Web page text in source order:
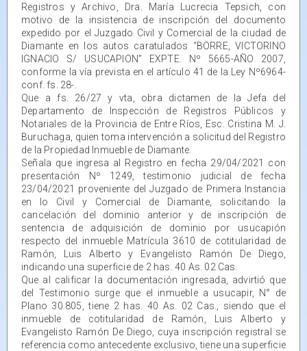
Registros y Archivo, Dra. María Lucrecia Tepsich, con
motivo de la insistencia de inscripción del documento
expedido por el Juzgado Civil y Comercial de la ciudad de
Diamante en los autos caratulados “BORRE, VICTORINO
IGNACIO S/ USUCAPION” EXPTE. Nº 5665-AÑO 2007,
conforme la vía prevista en el artículo 41 de la Ley Nº6964-
conf. fs. 28-.
Que a fs. 26/27 y vta, obra dictamen de la Jefa del
Departamento de Inspección de Registros Públicos y
Notariales de la Provincia de Entre Ríos, Esc. Cristina M. J.
Buruchaga, quien toma intervención a solicitud del Registro
de la Propiedad Inmueble de Diamante.
Señala que ingresa al Registro en fecha 29/04/2021 con
presentación Nº 1249, testimonio judicial de fecha
23/04/2021 proveniente del Juzgado de Primera Instancia
en lo Civil y Comercial de Diamante, solicitando la
cancelación del dominio anterior y de inscripción de
sentencia de adquisición de dominio por usucapión
respecto del inmueble Matrícula 3610 de cotitularidad de
Ramón, Luis Alberto y Evangelisto Ramón De Diego,
indicando una superficie de 2 has. 40 As. 02 Cas.
Que al calificar la documentación ingresada, advirtió que
del Testimonio surge que el inmueble a usucapir, N° de
Plano 30.805, tiene 2 has. 40 As. 02 Cas., siendo que el
inmueble de cotitularidad de Ramón, Luis Alberto y
Evangelisto Ramón De Diego, cuya inscripción registral se
referencia como antecedente exclusivo, tiene una superficie